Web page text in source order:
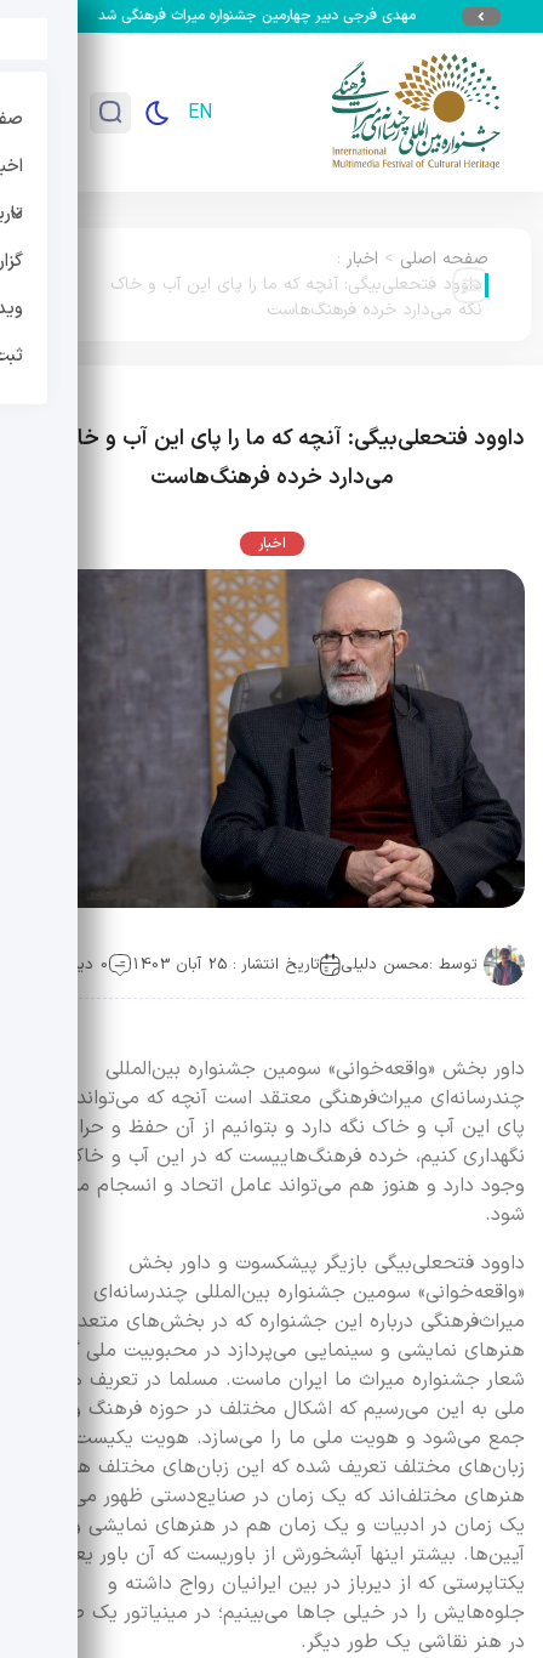
مهدی فرجی دبیر چهارمین جشنواره میراث فرهنگی شد
EN
صفحه اصلی > اخبار :
داوود فتحعلی‌بیگی: آنچه که ما را پای این آب و خاک
نگه می‌دارد خرده فرهنگ‌هاست
داوود فتحعلی‌بیگی: آنچه که ما را پای این آب و خاک نگه
می‌دارد خرده فرهنگ‌هاست
اخبار
توسط :محسن دلیلی تاریخ انتشار : 25 آبان 1403 0 دیدگاه
داور بخش «واقعه‌خوانی» سومین جشنواره بین‌المللی
چندرسانه‌ای میراث‌فرهنگی معتقد است آنچه که می‌تواند ما را
پای این آب و خاک نگه دارد و بتوانیم از آن حفظ و حراست و
نگهداری کنیم، خرده فرهنگ‌هاییست که در این آب و خاک
وجود دارد و هنوز هم می‌تواند عامل اتحاد و انسجام مردم
شود.
داوود فتحعلی‌بیگی بازیگر پیشکسوت و داور بخش
«واقعه‌خوانی» سومین جشنواره بین‌المللی چندرسانه‌ای
میراث‌فرهنگی درباره این جشنواره که در بخش‌های متعدد به
هنرهای نمایشی و سینمایی می‌پردازد در محبوبیت ملی گفت:
شعار جشنواره میراث ما ایران ماست. مسلما در تعریف هویت
ملی به این می‌رسیم که اشکال مختلف در حوزه فرهنگ و هنر
جمع می‌شود و هویت ملی ما را می‌سازد. هویت یکیست ولی با
زبان‌های مختلف تعریف شده که این زبان‌های مختلف همین
هنرهای مختلف‌اند که یک زمان در صنایع‌دستی ظهور می‌کند،
یک زمان در ادبیات و یک زمان هم در هنرهای نمایشی و
آیین‌ها. بیشتر اینها آبشخورش از باوریست که آن باور یعنی
یکتاپرستی که از دیرباز در بین ایرانیان رواج داشته و
جلوه‌هایش را در خیلی جاها می‌بینیم؛ در مینیاتور یک طور و
در هنر نقاشی یک طور دیگر.